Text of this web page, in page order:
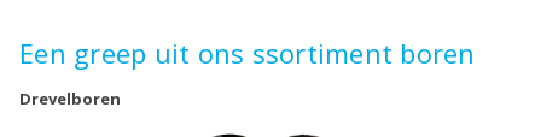
Een greep uit ons ssortiment boren
Drevelboren